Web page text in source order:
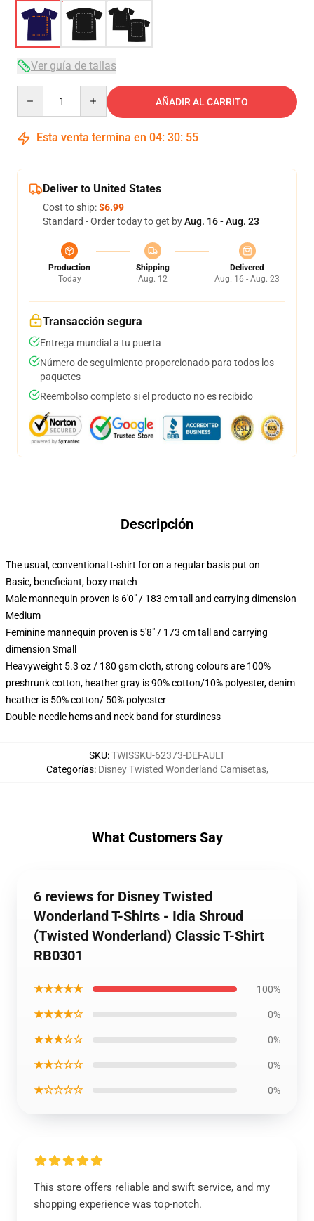
Ver guía de tallas
AÑADIR AL CARRITO
Esta venta termina en 04: 30: 54
Deliver to United States
Cost to ship:$6.99
Standard - Order today to get byAug. 16 - Aug. 23
Production
Today
Shipping
Aug. 12
Delivered
Aug. 16 - Aug. 23
Transacción segura
Entrega mundial a tu puerta
Número de seguimiento proporcionado para todos los
paquetes
Reembolso completo si el producto no es recibido
Descripción
The usual, conventional t-shirt for on a regular basis put on
Basic, beneficiant, boxy match
Male mannequin proven is 6'0" / 183 cm tall and carrying dimension
Medium
Feminine mannequin proven is 5'8" / 173 cm tall and carrying
dimension Small
Heavyweight 5.3 oz / 180 gsm cloth, strong colours are 100%
preshrunk cotton, heather gray is 90% cotton/10% polyester, denim
heather is 50% cotton/ 50% polyester
Double-needle hems and neck band for sturdiness
SKU:TWISSKU-62373-DEFAULT
Categorías: Disney Twisted Wonderland Camisetas,
What Customers Say
6 reviews for Disney Twisted
Wonderland T-Shirts - Idia Shroud
(Twisted Wonderland) Classic T-Shirt
RB0301
★★★★★ 100%
★★★★☆ 0%
★★★☆☆ 0%
★★☆☆☆ 0%
★☆☆☆☆ 0%
This store offers reliable and swift service, and my
shopping experience was top-notch.